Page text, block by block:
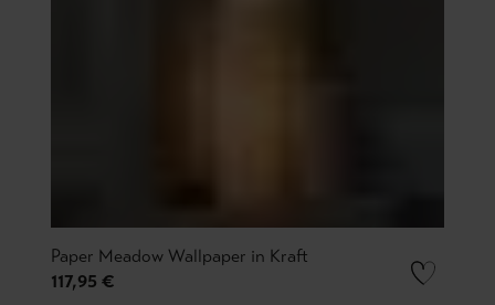
Paper Meadow Wallpaper in Kraft
117,95 €